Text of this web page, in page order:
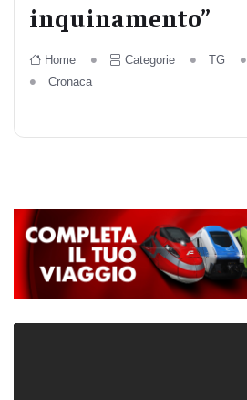
inquinamento”
Home Categorie TG
Cronaca